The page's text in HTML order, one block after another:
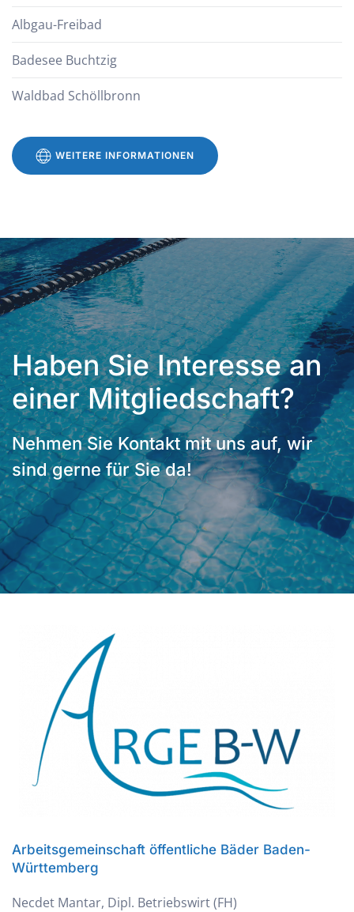
Albgau-Freibad
Badesee Buchtzig
Waldbad Schöllbronn
WEITERE INFORMATIONEN
Haben Sie Interesse an
einer Mitgliedschaft?
Nehmen Sie Kontakt mit uns auf, wir
sind gerne für Sie da!
Arbeitsgemeinschaft öffentliche Bäder Baden-
Württemberg
Necdet Mantar, Dipl. Betriebswirt (FH)